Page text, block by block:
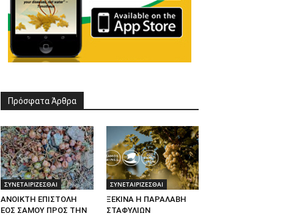
Πρόσφατα Άρθρα
ΣΥΝΕΤΑΙΡΙΖΕΣΘΑΙ
ΑΝΟΙΚΤΗ ΕΠΙΣΤΟΛΗ
ΕΟΣ ΣΑΜΟΥ ΠΡΟΣ ΤΗΝ
ΣΥΝΕΤΑΙΡΙΖΕΣΘΑΙ
ΞΕΚΙΝΑ Η ΠΑΡΑΛΑΒΗ
ΣΤΑΦΥΛΙΩΝ